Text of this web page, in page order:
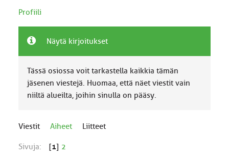
Profiili
Näytä kirjoitukset
Tässä osiossa voit tarkastella kaikkia tämän
jäsenen viestejä. Huomaa, että näet viestit vain
niiltä alueilta, joihin sinulla on pääsy.
Viestit Aiheet Liitteet
Sivuja: [1] 2